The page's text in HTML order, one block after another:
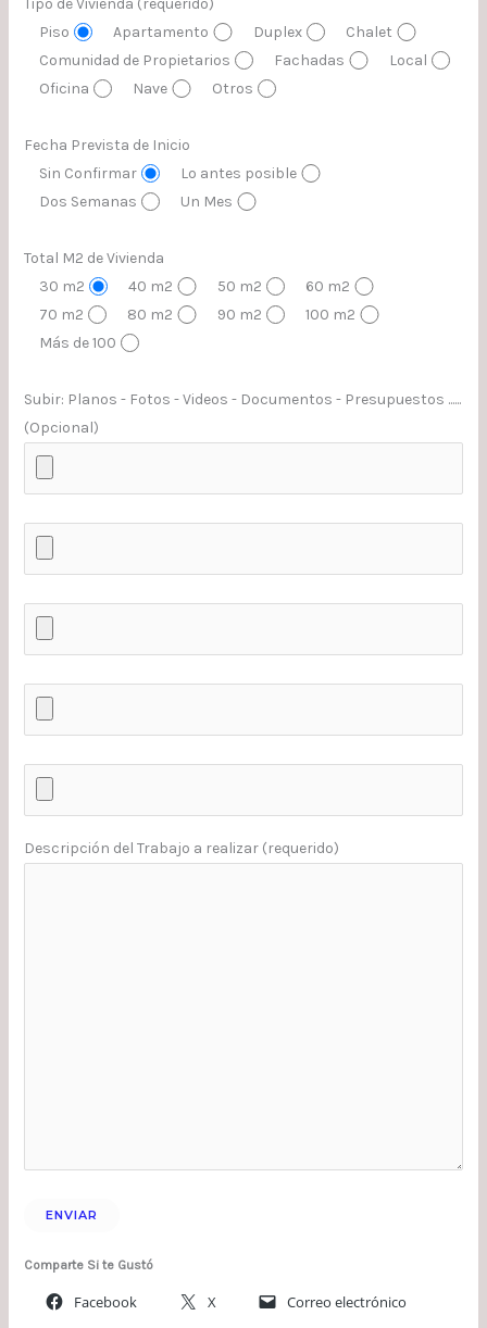
Tipo de Vivienda (requerido)
Piso
Apartamento Duplex
Chalet
Comunidad de Propietarios
Fachadas
Local
Oficina
Nave Otros
Fecha Prevista de Inicio
Sin Confirmar
Lo antes posible
Dos Semanas
Un Mes
Total M2 de Vivienda
30 m2
40 m2 50 m2
60 m2
70 m2
80 m2 90 m2
100 m2
Más de 100
Subir: Planos - Fotos - Videos - Documentos - Presupuestos ......
(Opcional)
Descripción del Trabajo a realizar (requerido)
Comparte Si te Gustó
Facebook X Correo electrónico